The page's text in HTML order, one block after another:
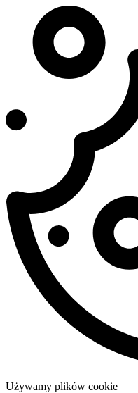
Używamy plików cookie